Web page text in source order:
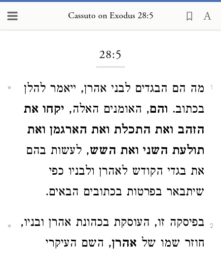
Cassuto on Exodus 28:5
28:5
1
מה הם הבגדים לבני אהרן, ייאמר להלן
בכתוב. והם, האומנים האלה, יקחו את
הזהב ואת התכלת ואת הארגמן ואת
תולעת השני ואת השש, לעשות בהם
את בגדי הקודש לאהרן ולבניו כפי
שיתבאר בפרטות בכתובים הבאים.
2
בפיסקה זו, העוסקת בכהונת אהרן ובניו,
חוזר שמו של אהרן, השם העיקרי